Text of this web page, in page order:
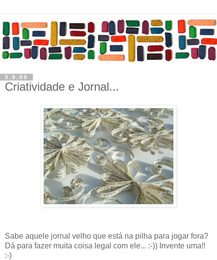
3.9.09
Criatividade e Jornal...
Sabe aquele jornal velho que está na pilha para jogar fora?
Dá para fazer muita coisa legal com ele... :-)) Invente uma!!
:-)